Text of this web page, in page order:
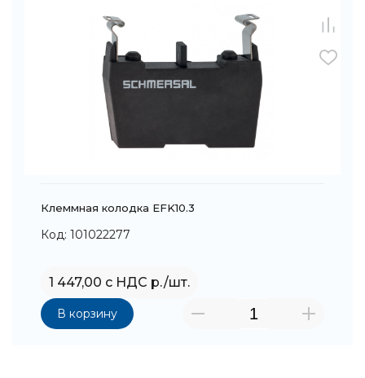
Клеммная колодка EFK10.3
Код: 101022277
1 447,00 с НДС р./шт.
В корзину